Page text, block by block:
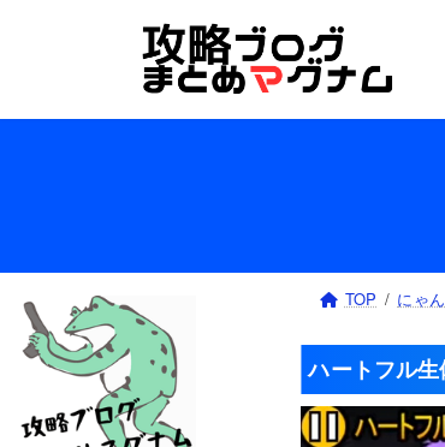
プ
動
TOP にゃ
ハートフル